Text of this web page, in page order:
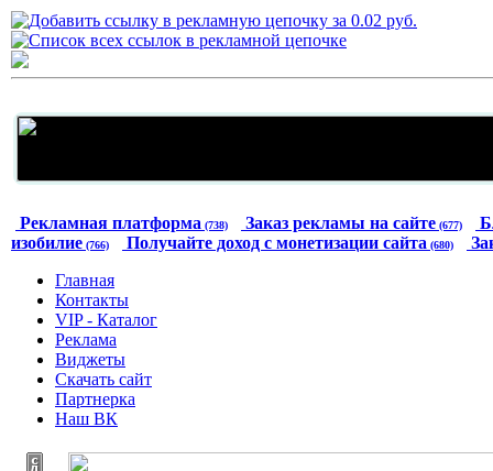
Рекламная платформа (738) Заказ рекламы на сайте (677)
изобилие (766) Получайте доход с монетизации сайта (680)
Главная
Контакты
VIP - Каталог
Реклама
Виджеты
Скачать сайт
Партнерка
Наш ВК